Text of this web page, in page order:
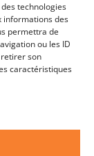
technologies
informations des
permettra de
ou les ID
retirer son
caractéristiques